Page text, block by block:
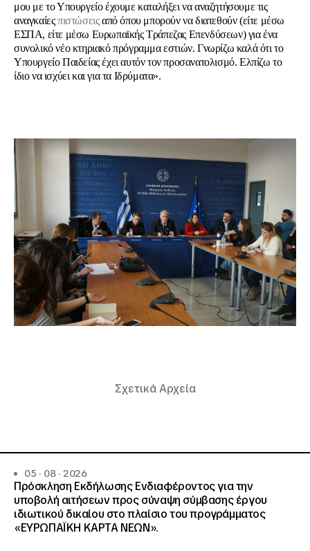
μου με το Υπουργείο έχουμε καταλήξει να αναζητήσουμε τις
αναγκαίεςπιστώσειςαπό όπου μπορούν να διατεθούν (είτε μέσω
ΕΣΠΑ, είτε μέσω Ευρωπαϊκής Τράπεζας Επενδύσεων) για ένα
συνολικό νέο κτηριακό πρόγραμμα εστιών. Γνωρίζω καλά ότι το
Υπουργείο Παιδείας έχει αυτόν τον προσανατολισμό. Ελπίζω το
ίδιο να ισχύει και για τα Ιδρύματα».
Σχετικά Αρχεία
05 · 08 · 2026
Πρόσκληση Εκδήλωσης Ενδιαφέροντος για την
υποβολή αιτήσεων προς σύναψη σύμβασης έργου
ιδιωτικού δικαίου στο πλαίσιο του προγράμματος
«ΕΥΡΩΠΑΪΚΗ ΚΑΡΤΑ ΝΕΩΝ».